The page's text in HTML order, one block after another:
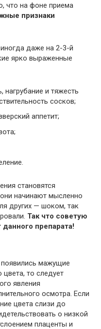
что на фоне приема
признаки
даже на 2-3-й
ярко выраженные
нагрубание и тяжесть
сосков;
аппетит;
становятся
начинают мысленно
других — шоком, так
Так что советую
препарата!
мажущие
то следует
явления
осмотра. Если
цвета слизи до
о низкой
плаценты и